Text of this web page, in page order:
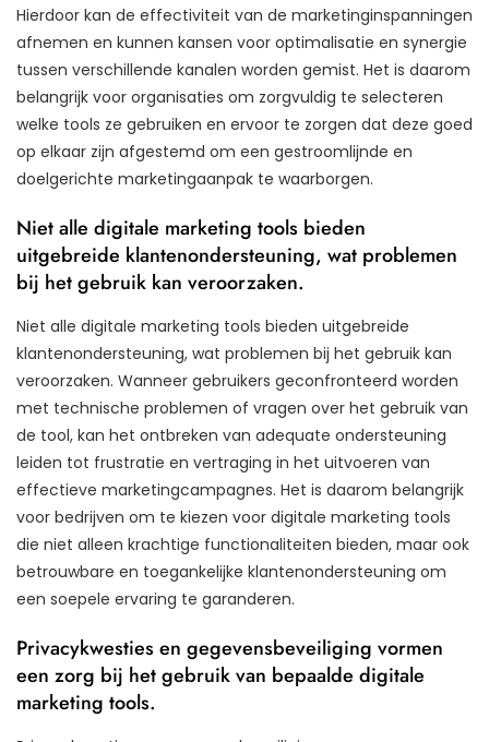
Hierdoor kan de effectiviteit van de marketinginspanningen
afnemen en kunnen kansen voor optimalisatie en synergie
tussen verschillende kanalen worden gemist. Het is daarom
belangrijk voor organisaties om zorgvuldig te selecteren
welke tools ze gebruiken en ervoor te zorgen dat deze goed
op elkaar zijn afgestemd om een ​​gestroomlijnde en
doelgerichte marketingaanpak te waarborgen.
Niet alle digitale marketing tools bieden
uitgebreide klantenondersteuning, wat problemen
bij het gebruik kan veroorzaken.
Niet alle digitale marketing tools bieden uitgebreide
klantenondersteuning, wat problemen bij het gebruik kan
veroorzaken. Wanneer gebruikers geconfronteerd worden
met technische problemen of vragen over het gebruik van
de tool, kan het ontbreken van adequate ondersteuning
leiden tot frustratie en vertraging in het uitvoeren van
effectieve marketingcampagnes. Het is daarom belangrijk
voor bedrijven om te kiezen voor digitale marketing tools
die niet alleen krachtige functionaliteiten bieden, maar ook
betrouwbare en toegankelijke klantenondersteuning om
een soepele ervaring te garanderen.
Privacykwesties en gegevensbeveiliging vormen
een zorg bij het gebruik van bepaalde digitale
marketing tools.